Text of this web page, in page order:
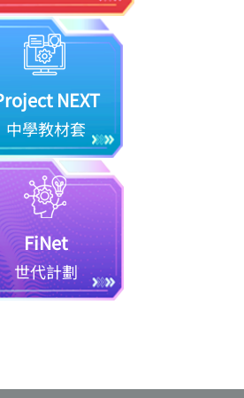
NEXT
中學教材套
FiNet
世代計劃